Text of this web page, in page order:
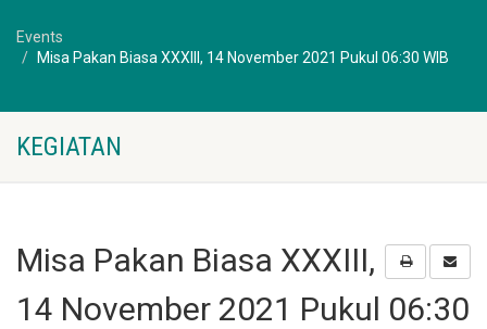
Events
Misa Pakan Biasa XXXIII, 14 November 2021 Pukul 06:30 WIB
KEGIATAN
Misa Pakan Biasa XXXIII,
14 November 2021 Pukul 06:30